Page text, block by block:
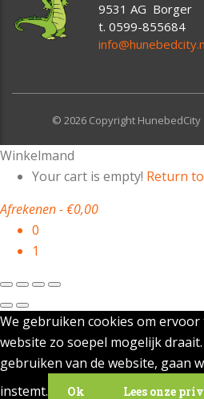
9531 AG Borger
t. 0599-855684
© 2026 Copyright HunebedCity
Winkelmand
Your cart is empty! Return
Afrekenen-€0,00
0
1
We gebruiken cookies om
website zo soepel mogelijk
gebruiken van de website, gaan
instemt.
Ok Lees onze